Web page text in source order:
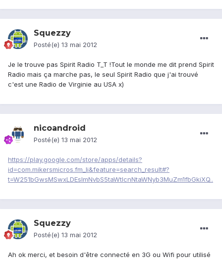
Squezzy
Posté(e) 13 mai 2012
Je le trouve pas Spirit Radio T_T !Tout le monde me dit prend Spirit
Radio mais ça marche pas, le seul Spirit Radio que j'ai trouvé
c'est une Radio de Virginie au USA x)
nicoandroid
Posté(e) 13 mai 2012
https://play.google.com/store/apps/details?
id=com.mikersmicros.fm_li&feature=search_result#?
t=W251bGwsMSwxLDEsImNvbS5taWtlcnNtaWNyb3MuZm1fbGkiXQ..
Squezzy
Posté(e) 13 mai 2012
Ah ok merci, et besoin d'être connecté en 3G ou Wifi pour utilisé